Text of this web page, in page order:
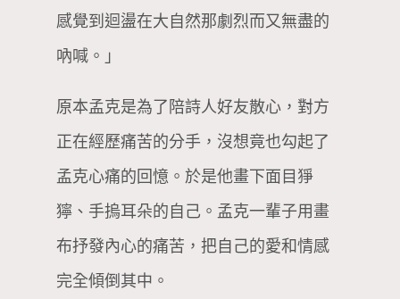
感覺到迴盪在大自然那劇烈而又無盡的
吶喊。」
原本孟克是為了陪詩人好友散心，對方
正在經歷痛苦的分手，沒想竟也勾起了
孟克心痛的回憶。於是他畫下面目猙
獰、手摀耳朵的自己。孟克一輩子用畫
布抒發內心的痛苦，把自己的愛和情感
完全傾倒其中。